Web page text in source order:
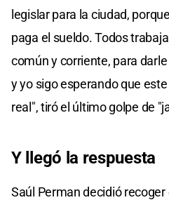
legislar para la ciudad,
paga el sueldo. Todos
común y corriente, para
y yo sigo esperando que
real", tiró el último golpe de
Y llegó la respuesta
Saúl Perman decidió recoger